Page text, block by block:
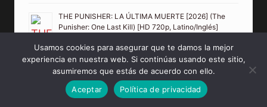
THE PUNISHER: LA ÚLTIMA MUERTE [2026] (The
Punisher: One Last Kill) [HD 720p, Latino/Inglés]
Usamos cookies para asegurar que te damos la mejor
experiencia en nuestra web. Si continúas usando este sitio,
asumiremos que estás de acuerdo con ello.
Aceptar
Política de privacidad